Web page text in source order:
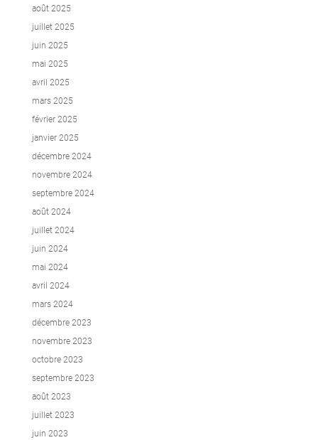
août 2025
juillet 2025
juin 2025
mai 2025
avril 2025
mars 2025
février 2025
janvier 2025
décembre 2024
novembre 2024
septembre 2024
août 2024
juillet 2024
juin 2024
mai 2024
avril 2024
mars 2024
décembre 2023
novembre 2023
octobre 2023
septembre 2023
août 2023
juillet 2023
juin 2023